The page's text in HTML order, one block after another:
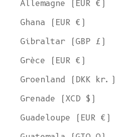
Allemagne (EUR €)
Ghana (EUR €)
Gibraltar (GBP £)
Grèce (EUR €)
Groenland (DKK kr.)
Grenade (XCD $)
Guadeloupe (EUR €)